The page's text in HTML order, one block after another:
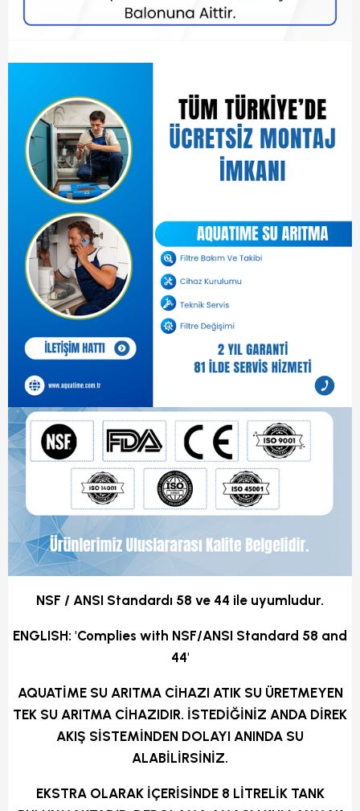
NSF / ANSI Standardı 58 ve 44 ile uyumludur.
ENGLISH: 'Complies with NSF/ANSI Standard 58 and
44'
AQUATİME SU ARITMA CİHAZI ATIK SU ÜRETMEYEN
TEK SU ARITMA CİHAZIDIR. İSTEDİĞİNİZ ANDA DİREK
AKIŞ SİSTEMİNDEN DOLAYI ANINDA SU
ALABİLİRSİNİZ.
EKSTRA OLARAK İÇERİSİNDE 8 LİTRELİK TANK